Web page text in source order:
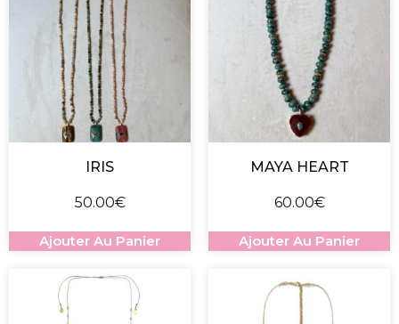
IRIS
50.00€
Ajouter Au Panier
MAYA HEART
60.00€
Ajouter Au Panier